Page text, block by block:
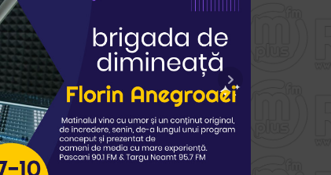
artizanală Gioia & Gelato și-a deschis oficial noua
locație în inima orașului, iar intrarea pe piața
nemțeană a fost marcată printr-un gest care a
cucerit imediat inimile tuturor prezenților: gelato
gratuit pentru toată lumea! Încă de la primele ore
ale […]
„Podcast Jeunesse”, un proiect
susținut de Organizația
Internațională a Francofoniei.